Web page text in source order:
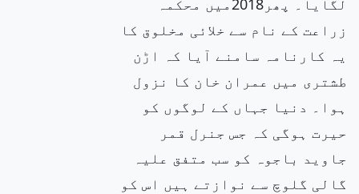
زراعت کے نام سے خلائی مخلوق کا
یہ کارنامہ سامنے آیا کہ اڑن
طشتری میں عمران خان کا نزول
ہوا۔ دنیا جہاں کے لوگوں کو
حیرت ہوگی کہ جس جنرل قمر
جاوید باجوہ کو سب متفق علیہ
گالی گلوچ سے نوازتے ہیں اس کو